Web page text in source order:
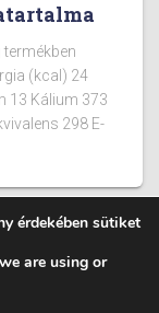
(kcal) 24
13 Kálium 373
298 E-
érdekében sütiket
are using or